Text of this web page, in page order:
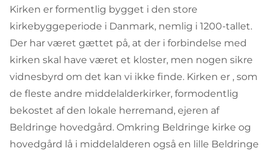
Kirken er formentlig bygget i den store
kirkebyggeperiode i Danmark, nemlig i 1200-tallet.
Der har været gættet på, at der i forbindelse med
kirken skal have været et kloster, men nogen sikre
vidnesbyrd om det kan vi ikke finde. Kirken er , som
de fleste andre middelalderkirker, formodentlig
bekostet af den lokale herremand, ejeren af
Beldringe hovedgård. Omkring Beldringe kirke og
hovedgård lå i middelalderen også en lille Beldringe